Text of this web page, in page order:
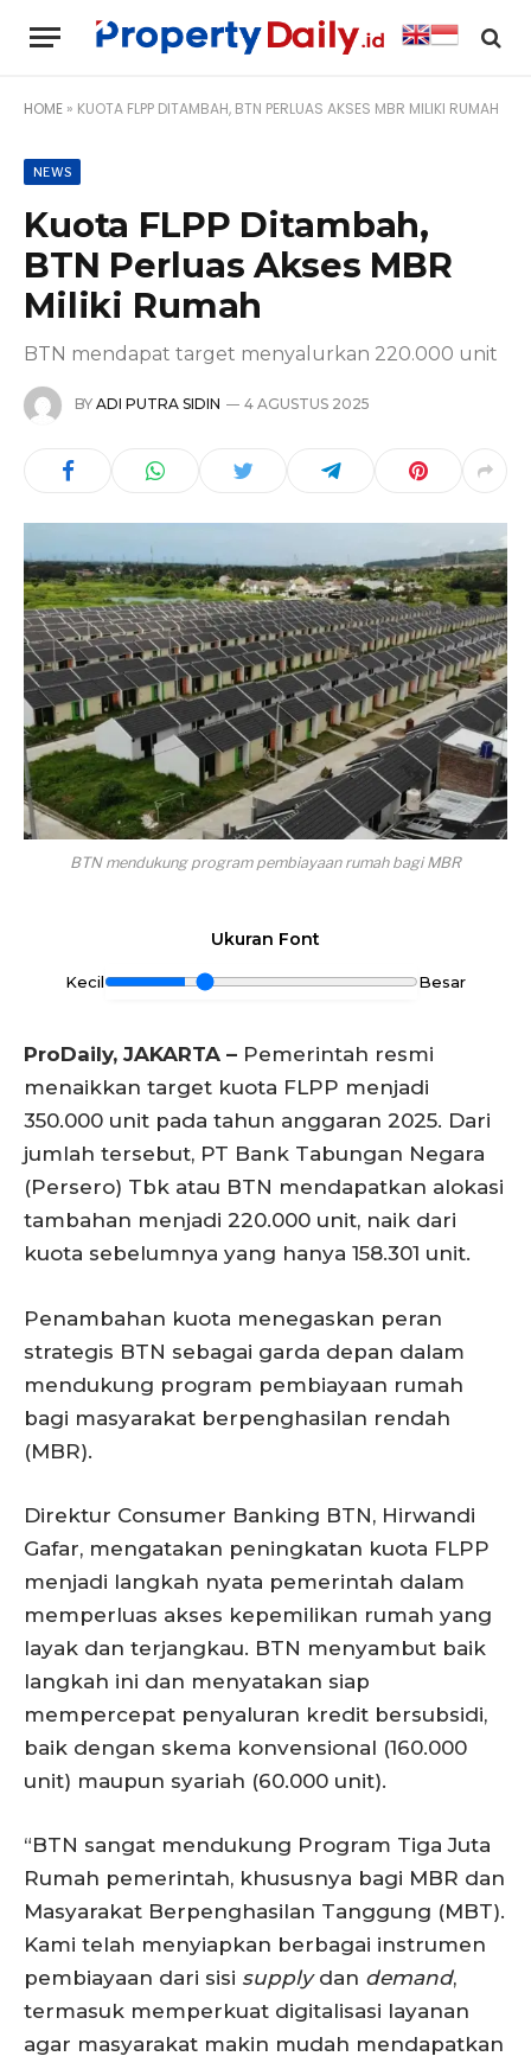
HOME » KUOTA FLPP DITAMBAH, BTN PERLUAS AKSES MBR MILIKI RUMAH
NEWS
Kuota FLPP Ditambah,
BTN Perluas Akses MBR
Miliki Rumah
BTN mendapat target menyalurkan 220.000 unit
BY ADI PUTRA SIDIN 4 AGUSTUS 2025
BTN mendukung program pembiayaan rumah bagi MBR
Ukuran Font
Kecil Besar
ProDaily, JAKARTA – Pemerintah resmi
menaikkan target kuota FLPP menjadi
350.000 unit pada tahun anggaran 2025. Dari
jumlah tersebut, PT Bank Tabungan Negara
(Persero) Tbk atau BTN mendapatkan alokasi
tambahan menjadi 220.000 unit, naik dari
kuota sebelumnya yang hanya 158.301 unit.
Penambahan kuota menegaskan peran
strategis BTN sebagai garda depan dalam
mendukung program pembiayaan rumah
bagi masyarakat berpenghasilan rendah
(MBR).
Direktur Consumer Banking BTN, Hirwandi
Gafar, mengatakan peningkatan kuota FLPP
menjadi langkah nyata pemerintah dalam
memperluas akses kepemilikan rumah yang
layak dan terjangkau. BTN menyambut baik
langkah ini dan menyatakan siap
mempercepat penyaluran kredit bersubsidi,
baik dengan skema konvensional (160.000
unit) maupun syariah (60.000 unit).
“BTN sangat mendukung Program Tiga Juta
Rumah pemerintah, khususnya bagi MBR dan
Masyarakat Berpenghasilan Tanggung (MBT).
Kami telah menyiapkan berbagai instrumen
pembiayaan dari sisi supply dan demand,
termasuk memperkuat digitalisasi layanan
agar masyarakat makin mudah mendapatkan